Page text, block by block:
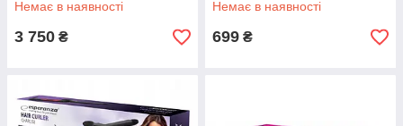
Немає в наявності
3 750 ₴
Немає в наявності
699 ₴